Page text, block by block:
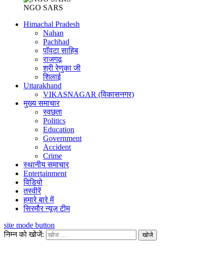
NGO SARS
Himachal Pradesh
Nahan
Pachhad
पॉवटा साहिब
राजगढ़
श्री रेणुका जी
शिलाई
Uttarakhand
VIKASNAGAR (विकासनगर)
मुख्य समाचार
स्वछता
Politics
Education
Government
Accident
Crime
स्थानीय समाचार
Entertainment
विडियो
तस्वीरें
हमारे बारे में
सिरमौर न्यूज़ टीम
site mode button
निम्न को खोजें: